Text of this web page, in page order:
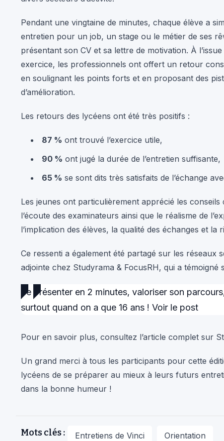
Pendant une vingtaine de minutes, chaque élève a
entretien pour un job, un stage ou le métier de ses
présentant son CV et sa lettre de motivation. À
exercice, les professionnels ont offert un retour
en soulignant les points forts et en proposant des
d’amélioration.
Les retours des lycéens ont été très positifs :
87 % ont trouvé l’exercice utile,
90 % ont jugé la durée de l’entretien suffisante,
65 % se sont dits très satisfaits de l’échange
Les jeunes ont particulièrement apprécié les
l’écoute des examinateurs ainsi que le réalisme de
l’implication des élèves, la qualité des échanges et
Ce ressenti a également été partagé sur les réseaux
adjointe chez Studyrama & FocusRH, qui a témoigné
Se présenter en 2 minutes, valoriser son
surtout quand on a que 16 ans ! Voir le post
Pour en savoir plus, consultez l’article complet sur
Un grand merci à tous les participants pour cette
lycéens de se préparer au mieux à leurs futurs
dans la bonne humeur !
Mots clés : Entretiens de Vinci Orientation